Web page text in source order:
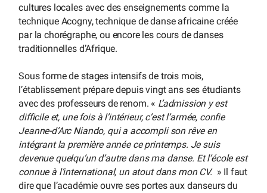
cultures locales avec des enseignements comme la
technique Acogny, technique de danse africaine créée
par la chorégraphe, ou encore les cours de danses
traditionnelles d’Afrique.
Sous forme de stages intensifs de trois mois,
l’établissement prépare depuis vingt ans ses étudiants
avec des professeurs de renom. « L’admission y est
difficile et, une fois à l’intérieur, c’est l’armée, confie
Jeanne-d’Arc Niando, qui a accompli son rêve en
intégrant la première année ce printemps. Je suis
devenue quelqu’un d’autre dans ma danse. Et l’école est
connue à l’international, un atout dans mon CV. » Il faut
dire que l’académie ouvre ses portes aux danseurs du